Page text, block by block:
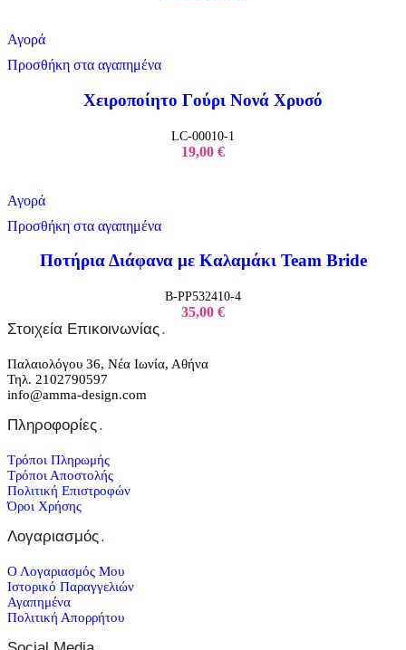
Αγορά
Προσθήκη στα αγαπημένα
Χειροποίητο Γούρι Νονά Χρυσό
LC-00010-1
19,00 €
Αγορά
Προσθήκη στα αγαπημένα
Ποτήρια Διάφανα με Καλαμάκι Team Bride
B-PP532410-4
35,00 €
Στοιχεία Επικοινωνίας.
Παλαιολόγου 36, Νέα Ιωνία, Αθήνα
Τηλ. 2102790597
info@amma-design.com
Πληροφορίες.
Τρόποι Πληρωμής
Τρόποι Αποστολής
Πολιτική Επιστροφών
Όροι Χρήσης
Λογαριασμός.
Ο Λογαριασμός Μου
Ιστορικό Παραγγελιών
Αγαπημένα
Πολιτική Απορρήτου